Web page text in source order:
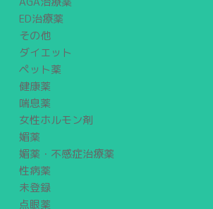
ED治療薬
その他
ダイエット
ペット薬
健康薬
喘息薬
女性ホルモン剤
媚薬
媚薬・不感症治療薬
性病薬
未登録
点眼薬